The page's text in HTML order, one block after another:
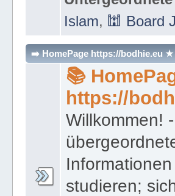
Islam, 🕍 Board
➡️ HomePage https://bodhie.eu ★
📚
https://
Willkommen!
studieren;